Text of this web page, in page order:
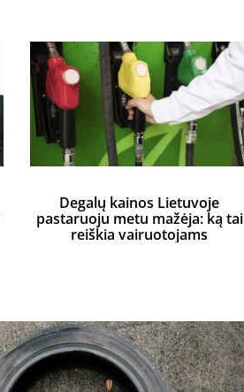
Degalų kainos Lietuvoje
pastaruoju metu mažėja: ką tai
reiškia vairuotojams